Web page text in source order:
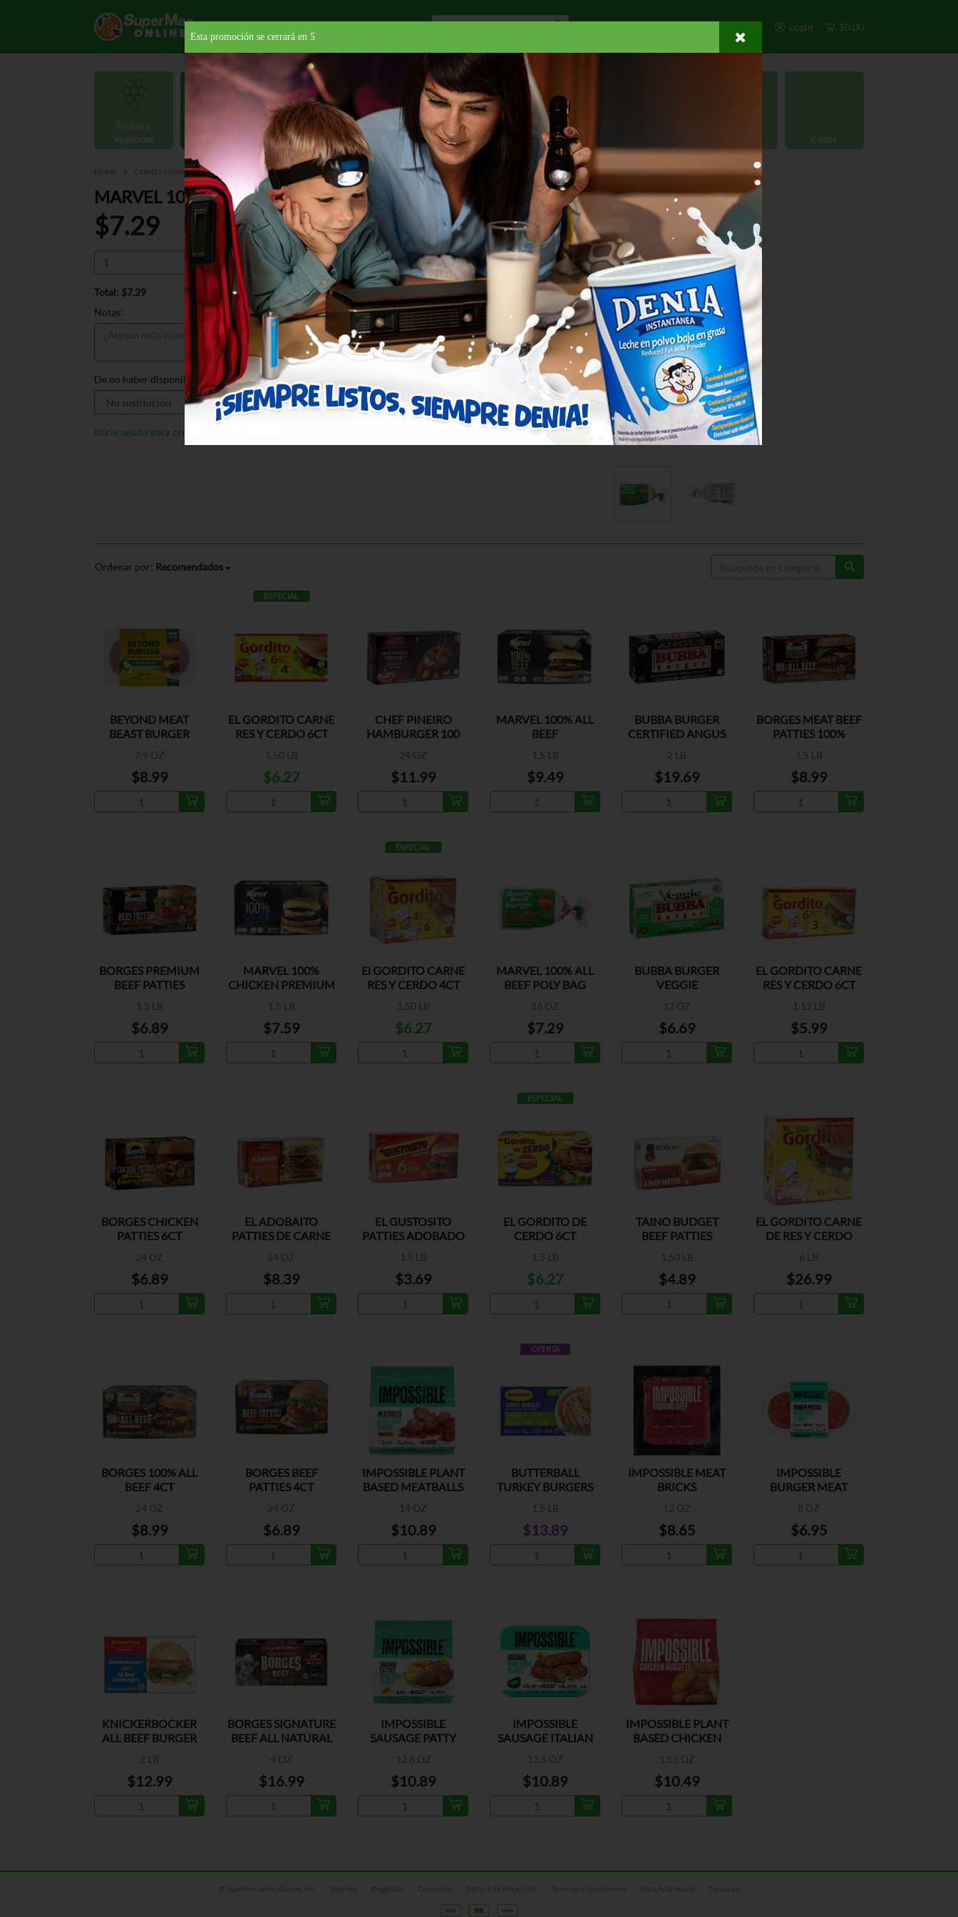
Otros Login $0.00
Provisiones Lácteos
Hogar, Salud y
Belleza
Deli y Bakery
HOME CARNES Y MARISCOS HAMBURGERS DE RES MARVEL 100% ALL BEEF POLY BAG
MARVEL 100% ALL BEEF POLY BAG 16 OZ
$7.29
Total: $7.29
Notas:
De no haber disponible, sustituir por:
Inicie sesión para crear listas
Ordenar por: Recomendados
BEYOND MEAT
BEAST BURGER
7.9 OZ
$8.99
ESPECIAL
EL GORDITO CARNE
RES Y CERDO 6CT
1.50 LB
$6.27
CHEF PINEIRO
HAMBURGER 100
24 OZ
$11.99
MARVEL 100% ALL
BEEF
1.5 LB
$9.49
BUBBA BURGER
CERTIFIED ANGUS
2 LB
$19.69
BORGES MEAT BEEF
PATTIES 100%
1.5 LB
$8.99
BORGES PREMIUM
BEEF PATTIES
1.5 LB
$6.89
MARVEL 100%
CHICKEN PREMIUM
1.5 LB
$7.59
ESPECIAL
El GORDITO CARNE
RES Y CERDO 4CT
1.50 LB
$6.27
MARVEL 100% ALL
BEEF POLY BAG
16 OZ
$7.29
BUBBA BURGER
VEGGIE
12 OZ
$6.69
EL GORDITO CARNE
RES Y CERDO 6CT
1.12 LB
$5.99
BORGES CHICKEN
PATTIES 6CT
24 OZ
$6.89
EL ADOBAITO
PATTIES DE CARNE
24 OZ
$8.39
EL GUSTOSITO
PATTIES ADOBADO
1.5 LB
$3.69
ESPECIAL
EL GORDITO DE
CERDO 6CT
1.5 LB
$6.27
TAINO BUDGET
BEEF PATTIES
1.50 LB
$4.89
EL GORDITO CARNE
DE RES Y CERDO
6 LB
$26.99
BORGES 100% ALL
BEEF 4CT
24 OZ
$8.99
BORGES BEEF
PATTIES 4CT
24 OZ
$6.89
IMPOSSIBLE PLANT
BASED MEATBALLS
14 OZ
$10.89
OFERTA
BUTTERBALL
TURKEY BURGERS
1.5 LB
$13.89
IMPOSSIBLE MEAT
BRICKS
12 OZ
$8.65
IMPOSSIBLE
BURGER MEAT
8 OZ
$6.95
KNICKERBOCKER
ALL BEEF BURGER
2 LB
$12.99
BORGES SIGNATURE
BEEF ALL NATURAL
4 OZ
$16.99
IMPOSSIBLE
SAUSAGE PATTY
12.8 OZ
$10.89
IMPOSSIBLE
SAUSAGE ITALIAN
13.5 OZ
$10.89
IMPOSSIBLE PLANT
BASED CHICKEN
13.5 OZ
$10.49
© Supermercados Máximo, Inc. Empleos Preguntas Política de Privacidad Nota Aclaratoria Contacto
Esta promoción se cerrará en 4